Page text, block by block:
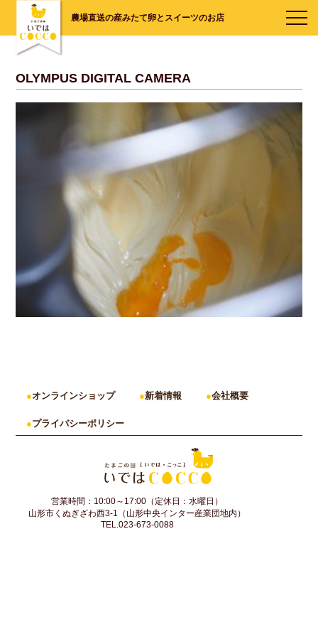
農場直送の産みたて卵とスイーツのお店
OLYMPUS DIGITAL CAMERA
オンラインショップ 新着情報 会社概要
プライバシーポリシー
営業時間：10:00～17:00（定休日：水曜日）
山形市くぬぎざわ西3-1（山形中央インター産業団地内）
TEL.023-673-0088